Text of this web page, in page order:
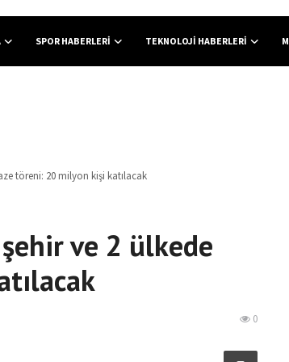
SPOR HABERLERI TEKNOLOJI HABERLERI
töreni: 20 milyon kişi katılacak
ve 2 ülkede
0